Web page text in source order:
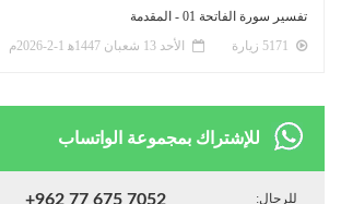
تفسير سورة الفاتحة 01 - المقدمة
الأحد 13 شعبان 1447ﻫ 1-2-2026م
للإشتراك بمجموعة الواتساب
للرجال: +962 77 675 7052